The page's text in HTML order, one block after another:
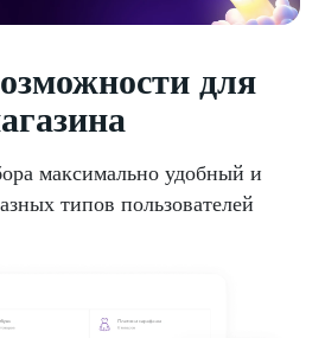
для
максимально удобный и
типов пользователей